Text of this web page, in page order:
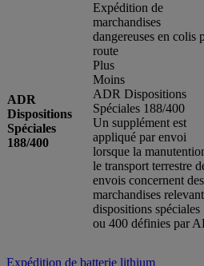
ADR
Dispositions
Spéciales
188/400
Expédition de
marchandises
dangereuses en colis
route
Plus
Moins
ADR Dispositions
Spéciales 188/400
Un supplément est
appliqué par envoi
lorsque la
le transport terrestre
envois concernent des
marchandises
dispositions spéciales
ou 400 définies par
Expédition de batterie lithium